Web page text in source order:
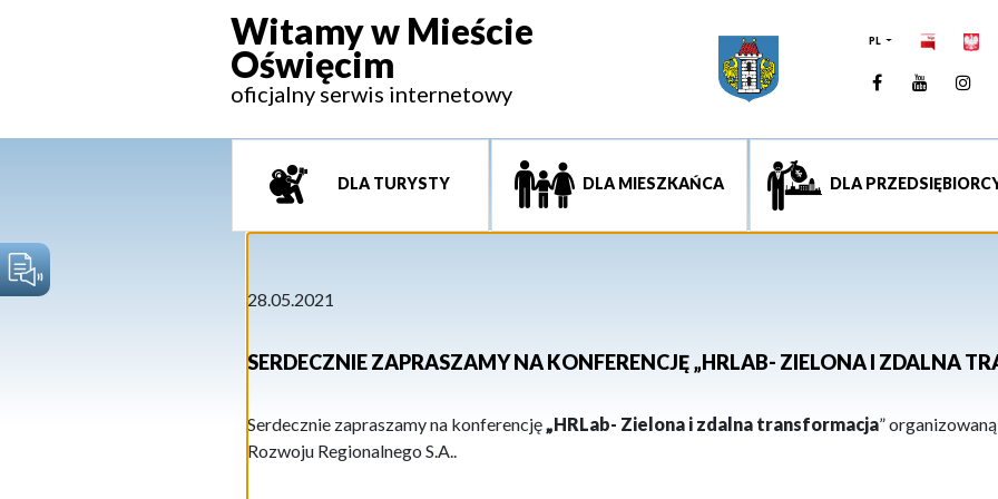
Witamy w Mieście
Oświęcim
oficjalny serwis internetowy
PL
Facebook
DLA TURYSTY DLA MIESZKAŃCA DLA
28.05.2021
SERDECZNIE ZAPRASZAMY NA KONFERENCJĘ „HRLAB- ZIELONA I ZDALNA
Serdecznie zapraszamy na konferencję„HRLab- Zielona i zdalna transformacja”
Rozwoju Regionalnego S.A..